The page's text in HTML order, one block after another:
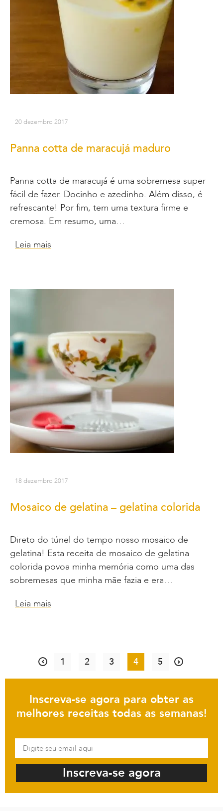
20 dezembro 2017
Panna cotta de maracujá maduro
Panna cotta de maracujá é uma sobremesa super
fácil de fazer. Docinho e azedinho. Além disso, é
refrescante! Por fim, tem uma textura firme e
cremosa. Em resumo, uma…
Leia mais
18 dezembro 2017
Mosaico de gelatina – gelatina colorida
Direto do túnel do tempo nosso mosaico de
gelatina! Esta receita de mosaico de gelatina
colorida povoa minha memória como uma das
sobremesas que minha mãe fazia e era…
Leia mais
1 2 3 4 5
Inscreva-se agora para obter as
melhores receitas todas as semanas!
Inscreva-se agora